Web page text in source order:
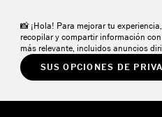
📸 ¡Hola! Para mejorar tu
recopilar y compartir información
más relevante, incluidos anuncios
SUS OPCIONES DE
PRODUCTOS